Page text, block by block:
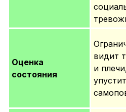
Оценка
состояния
видит
и